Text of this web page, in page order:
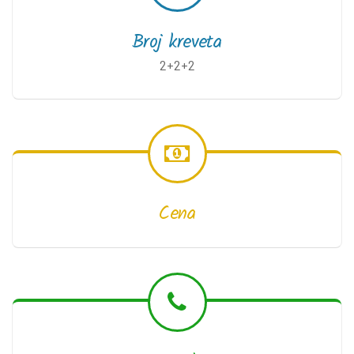
Broj kreveta
2+2+2
Cena